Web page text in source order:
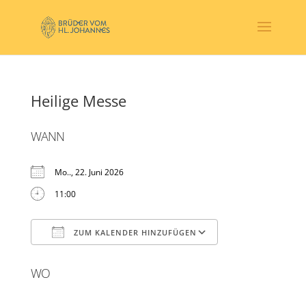
Heilige Messe
WANN
Mo.., 22. Juni 2026
11:00
ZUM KALENDER HINZUFÜGEN
WO